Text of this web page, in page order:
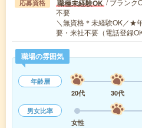
応募資格 職種未経験OK
不要
＼無資格＊未経験OK／★
要・来社不要（電話登録
職場の雰囲気
年齢層
20代
30代
男女比率
女性